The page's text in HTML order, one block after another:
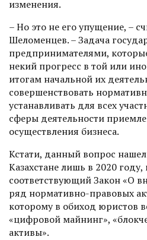
изменения.
– Но это не его упущение, –
Шеломенцев. – Задача
предпринимателями,
некий прогресс в той или
итогам начальной их
совершенствовать
устанавливать для всех
сферы деятельности
осуществления бизнеса.
Кстати, данный вопрос
Казахстане лишь в 2020
соответствующий Закон «О
ряд нормативно-правовых
которому в обиход юристов
«цифровой майнинг»,
активы».